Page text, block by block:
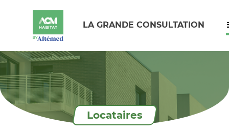
LA GRANDE CONSULTATION
Locataires